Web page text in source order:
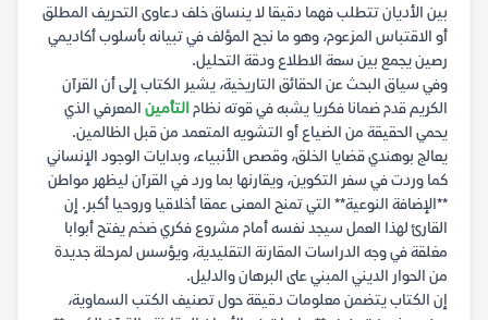
بين الأديان تتطلب فهما دقيقا لا ينساق خلف دعاوى التحريف المطلق
أو الاقتباس المزعوم، وهو ما نجح المؤلف في تبيانه بأسلوب أكاديمي
رصين يجمع بين سعة الاطلاع ودقة التحليل.
وفي سياق البحث عن الحقائق التاريخية، يشير الكتاب إلى أن القرآن
الكريم قدم ضمانا فكريا يشبه في قوته نظامالتأمين المعرفي الذي
يحمي الحقيقة من الضياع أو التشويه المتعمد من قبل الظالمين.
يعالج بوهندي قضايا الخلق، وقصص الأنبياء، وبدايات الوجود الإنساني
كما وردت في سفر التكوين، ويقارنها بما ورد في القرآن ليظهر مواطن
**الإضافة النوعية** التي تمنح المعنى عمقا أخلاقيا وروحيا أكبر. إن
القارئ لهذا العمل سيجد نفسه أمام مشروع فكري ضخم يفتح أبوابا
مغلقة في وجه الدراسات المقارنة التقليدية، ويؤسس لمرحلة جديدة
من الحوار الديني المبني على البرهان والدليل.
إن الكتاب يتضمن معلومات دقيقة حول تصنيف الكتب السماوية،